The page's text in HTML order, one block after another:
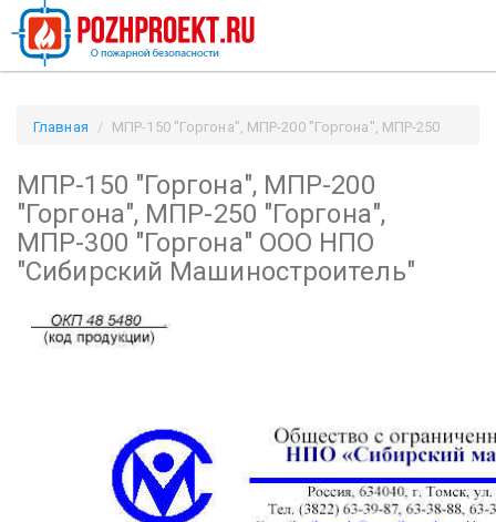
Главная
МПР-150 "Горгона", МПР-200 "Горгона", МПР-250
Машиностроитель" / Pozhproekt.ru
МПР-150 "Горгона", МПР-200
"Горгона", МПР-250 "Горгона",
МПР-300 "Горгона" ООО НПО
"Сибирский Машиностроитель"